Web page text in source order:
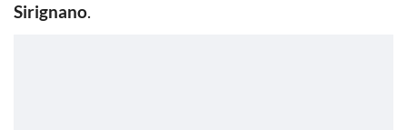
Sirignano.